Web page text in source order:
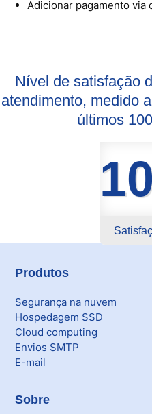
Adicionar pagamento via
Nível de satisfação
atendimento, medido
últimos
Produtos
Segurança na nuvem
Hospedagem SSD
Cloud computing
Envios SMTP
E-mail
Sobre